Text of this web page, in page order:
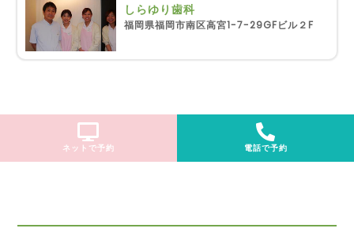
しらゆり歯科
福岡県福岡市南区高宮1-7-29GFビル２F
ネットで予約 電話で予約